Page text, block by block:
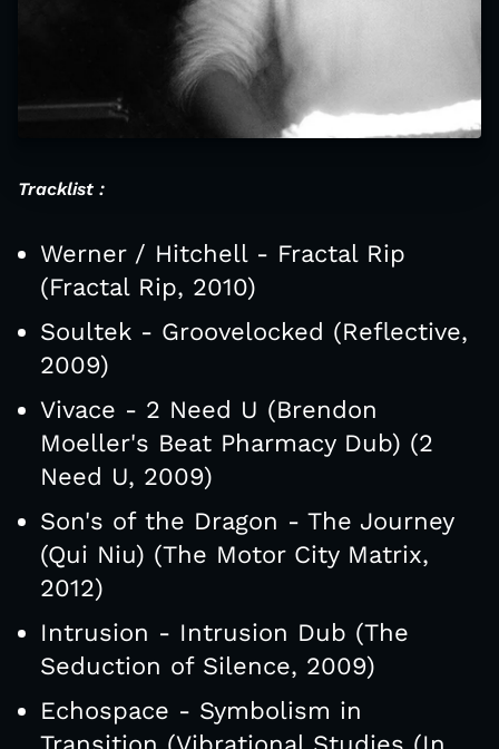
Tracklist :
Werner / Hitchell - Fractal Rip
(Fractal Rip, 2010)
Soultek - Groovelocked (Reflective,
2009)
Vivace - 2 Need U (Brendon
Moeller's Beat Pharmacy Dub) (2
Need U, 2009)
Son's of the Dragon - The Journey
(Qui Niu) (The Motor City Matrix,
2012)
Intrusion - Intrusion Dub (The
Seduction of Silence, 2009)
Echospace - Symbolism in